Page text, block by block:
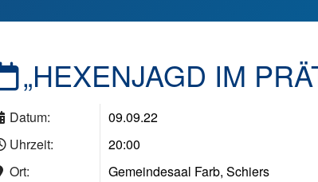
„HEXENJAGD IM
Datum:
09.09.22
Uhrzeit:
20:00
Ort:
Gemeindesaal Farb, Schiers